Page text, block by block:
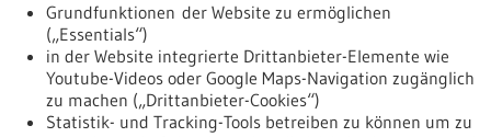
Grundfunktionen der Website zu ermöglichen
(„Essentials“)
in der Website integrierte Drittanbieter-Elemente wie
Youtube-Videos oder Google Maps-Navigation zugänglich
zu machen („Drittanbieter-Cookies“)
Statistik- und Tracking-Tools betreiben zu können um zu